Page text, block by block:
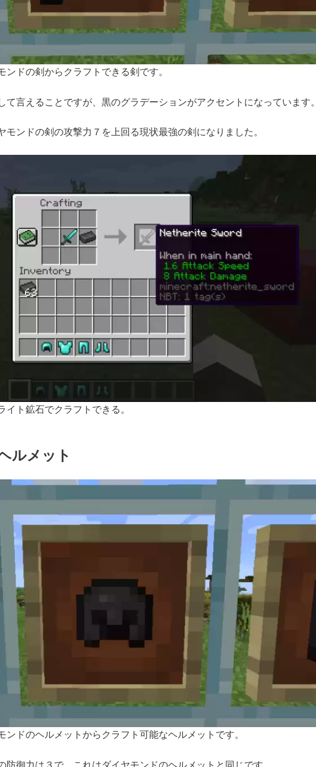
ンドの剣からクラフトできる剣です。
て言えることですが、黒のグラデーションがアクセントになっています。
モンドの剣の攻撃力７を上回る現状最強の剣になりました。
イト鉱石でクラフトできる。
ルメット
ンドのヘルメットからクラフト可能なヘルメットです。
防御力は３ で、これはダイヤモンドのヘルメットと同じです。